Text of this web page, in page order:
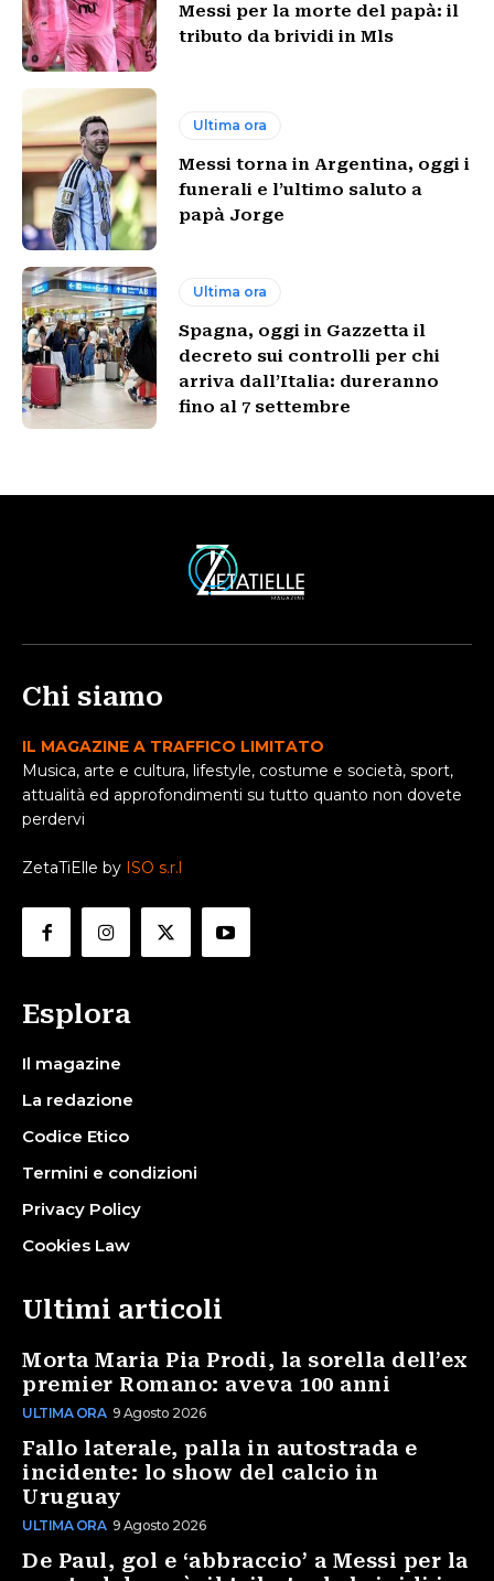
Messi per la morte del papà: il
tributo da brividi in Mls
Ultima ora
Messi torna in Argentina, oggi i
funerali e l’ultimo saluto a
papà Jorge
Ultima ora
Spagna, oggi in Gazzetta il
decreto sui controlli per chi
arriva dall’Italia: dureranno
fino al 7 settembre
Chi siamo
IL MAGAZINE A TRAFFICO LIMITATO
Musica, arte e cultura, lifestyle, costume e società, sport,
attualità ed approfondimenti su tutto quanto non dovete
perdervi
ZetaTiElle by ISO s.r.l
Esplora
Il magazine
La redazione
Codice Etico
Termini e condizioni
Privacy Policy
Cookies Law
Ultimi articoli
Morta Maria Pia Prodi, la sorella dell’ex
premier Romano: aveva 100 anni
ULTIMA ORA 9 Agosto 2026
Fallo laterale, palla in autostrada e
incidente: lo show del calcio in
Uruguay
ULTIMA ORA 9 Agosto 2026
De Paul, gol e ‘abbraccio’ a Messi per la